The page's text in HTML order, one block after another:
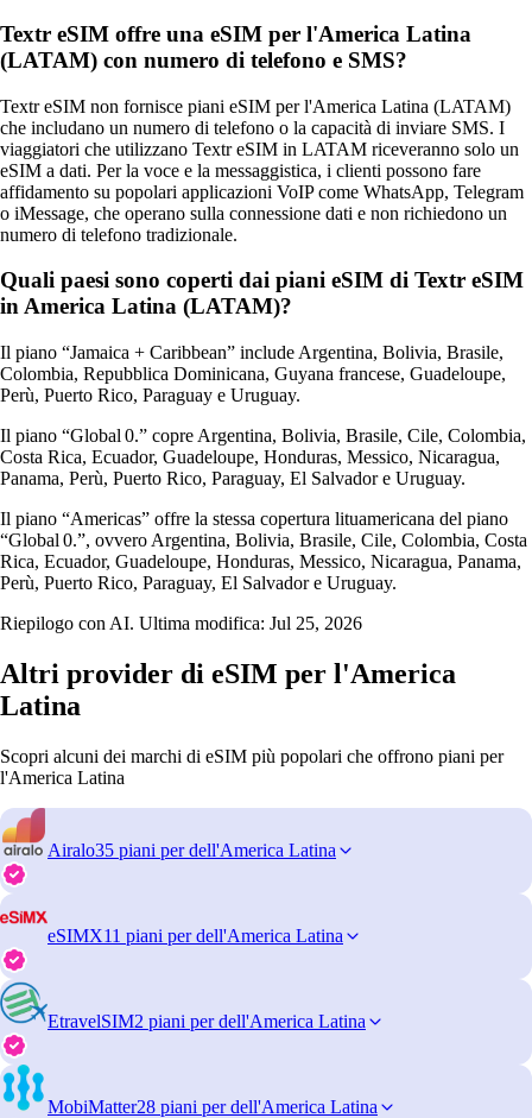
Textr eSIM offre una eSIM per l'America Latina
(LATAM) con numero di telefono e SMS?
Textr eSIM non fornisce piani eSIM per l'America Latina (LATAM)
che includano un numero di telefono o la capacità di inviare SMS. I
viaggiatori che utilizzano Textr eSIM in LATAM riceveranno solo un
eSIM a dati. Per la voce e la messaggistica, i clienti possono fare
affidamento su popolari applicazioni VoIP come WhatsApp, Telegram
o iMessage, che operano sulla connessione dati e non richiedono un
numero di telefono tradizionale.
Quali paesi sono coperti dai piani eSIM di Textr eSIM
in America Latina (LATAM)?
Il piano “Jamaica + Caribbean” include Argentina, Bolivia, Brasile,
Colombia, Repubblica Dominicana, Guyana francese, Guadeloupe,
Perù, Puerto Rico, Paraguay e Uruguay.
Il piano “Global 0.” copre Argentina, Bolivia, Brasile, Cile, Colombia,
Costa Rica, Ecuador, Guadeloupe, Honduras, Messico, Nicaragua,
Panama, Perù, Puerto Rico, Paraguay, El Salvador e Uruguay.
Il piano “Americas” offre la stessa copertura lituamericana del piano
“Global 0.”, ovvero Argentina, Bolivia, Brasile, Cile, Colombia, Costa
Rica, Ecuador, Guadeloupe, Honduras, Messico, Nicaragua, Panama,
Perù, Puerto Rico, Paraguay, El Salvador e Uruguay.
Riepilogo con AI. Ultima modifica: Jul 25, 2026
Altri provider di eSIM per l'America
Latina
Scopri alcuni dei marchi di eSIM più popolari che offrono piani per
l'America Latina
Airalo35 piani per dell'America Latina
eSIMX11 piani per dell'America Latina
EtravelSIM2 piani per dell'America Latina
MobiMatter28 piani per dell'America Latina